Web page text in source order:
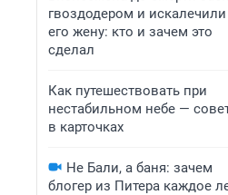
гвоздодером и искалечили
его жену: кто и зачем это
сделал
Как путешествовать при
нестабильном небе —
в карточках
Не Бали, а баня: зачем
блогер из Питера каждое